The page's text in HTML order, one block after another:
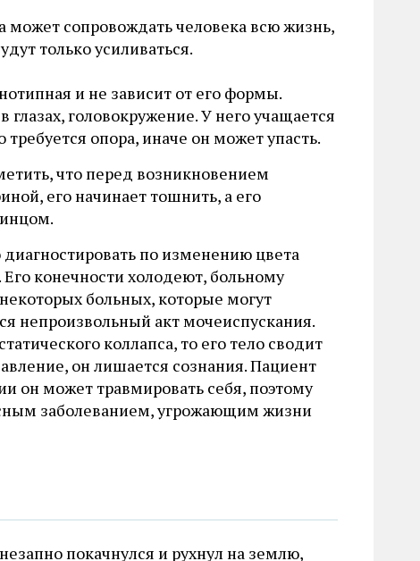
может сопровождать человека всю жизнь,
только усиливаться.
и не зависит от его формы.
головокружение. У него учащается
опора, иначе он может упасть.
что перед возникновением
его начинает тошнить, а его
по изменению цвета
конечности холодеют, больному
больных, которые могут
непроизвольный акт мочеиспускания.
коллапса, то его тело сводит
он лишается сознания. Пациент
он может травмировать себя, поэтому
заболеванием, угрожающим жизни
покачнулся и рухнул на землю,